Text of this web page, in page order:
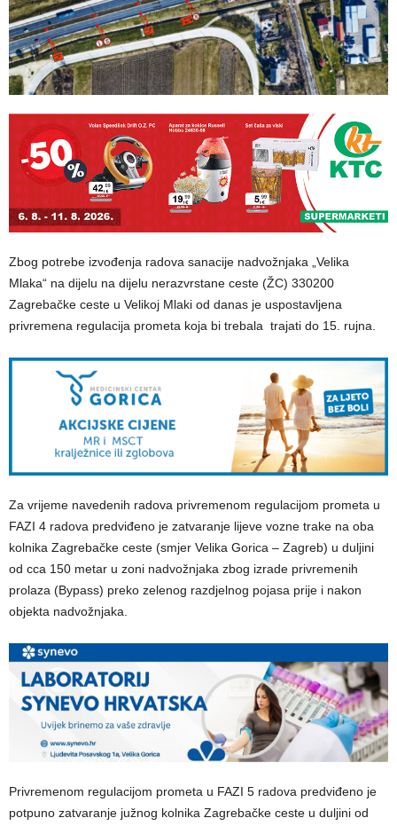
Zbog potrebe izvođenja radova sanacije nadvožnjaka „Velika
Mlaka“ na dijelu na dijelu nerazvrstane ceste (ŽC) 330200
Zagrebačke ceste u Velikoj Mlaki od danas je uspostavljena
privremena regulacija prometa koja bi trebala trajati do 15. rujna.
Za vrijeme navedenih radova privremenom regulacijom prometa u
FAZI 4 radova predviđeno je zatvaranje lijeve vozne trake na oba
kolnika Zagrebačke ceste (smjer Velika Gorica – Zagreb) u duljini
od cca 150 metar u zoni nadvožnjaka zbog izrade privremenih
prolaza (Bypass) preko zelenog razdjelnog pojasa prije i nakon
objekta nadvožnjaka.
Privremenom regulacijom prometa u FAZI 5 radova predviđeno je
potpuno zatvaranje južnog kolnika Zagrebačke ceste u duljini od